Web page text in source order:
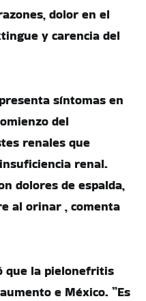
dolor en el
y carencia del
síntomas en
del
renales que
renal.
dolores de espalda,
al orinar , comenta
que la pielonefritis
e México. ”Es